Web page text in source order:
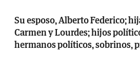
Su esposo, Alberto Federico;
Carmen y Lourdes; hijos
hermanos políticos, sobrinos,